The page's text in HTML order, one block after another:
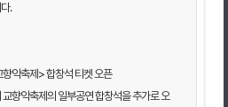
.
악축제> 합창석 티켓 오픈
향악축제의 일부공연 합창석을 추가로 오